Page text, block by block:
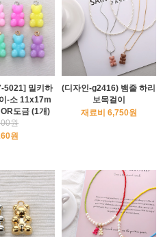
5021] 밀키하
-소 11x17m
도금 (1개)
원
원
(디자인-g2416) 뱀줄 하리
보목걸이
재료비 6,750원